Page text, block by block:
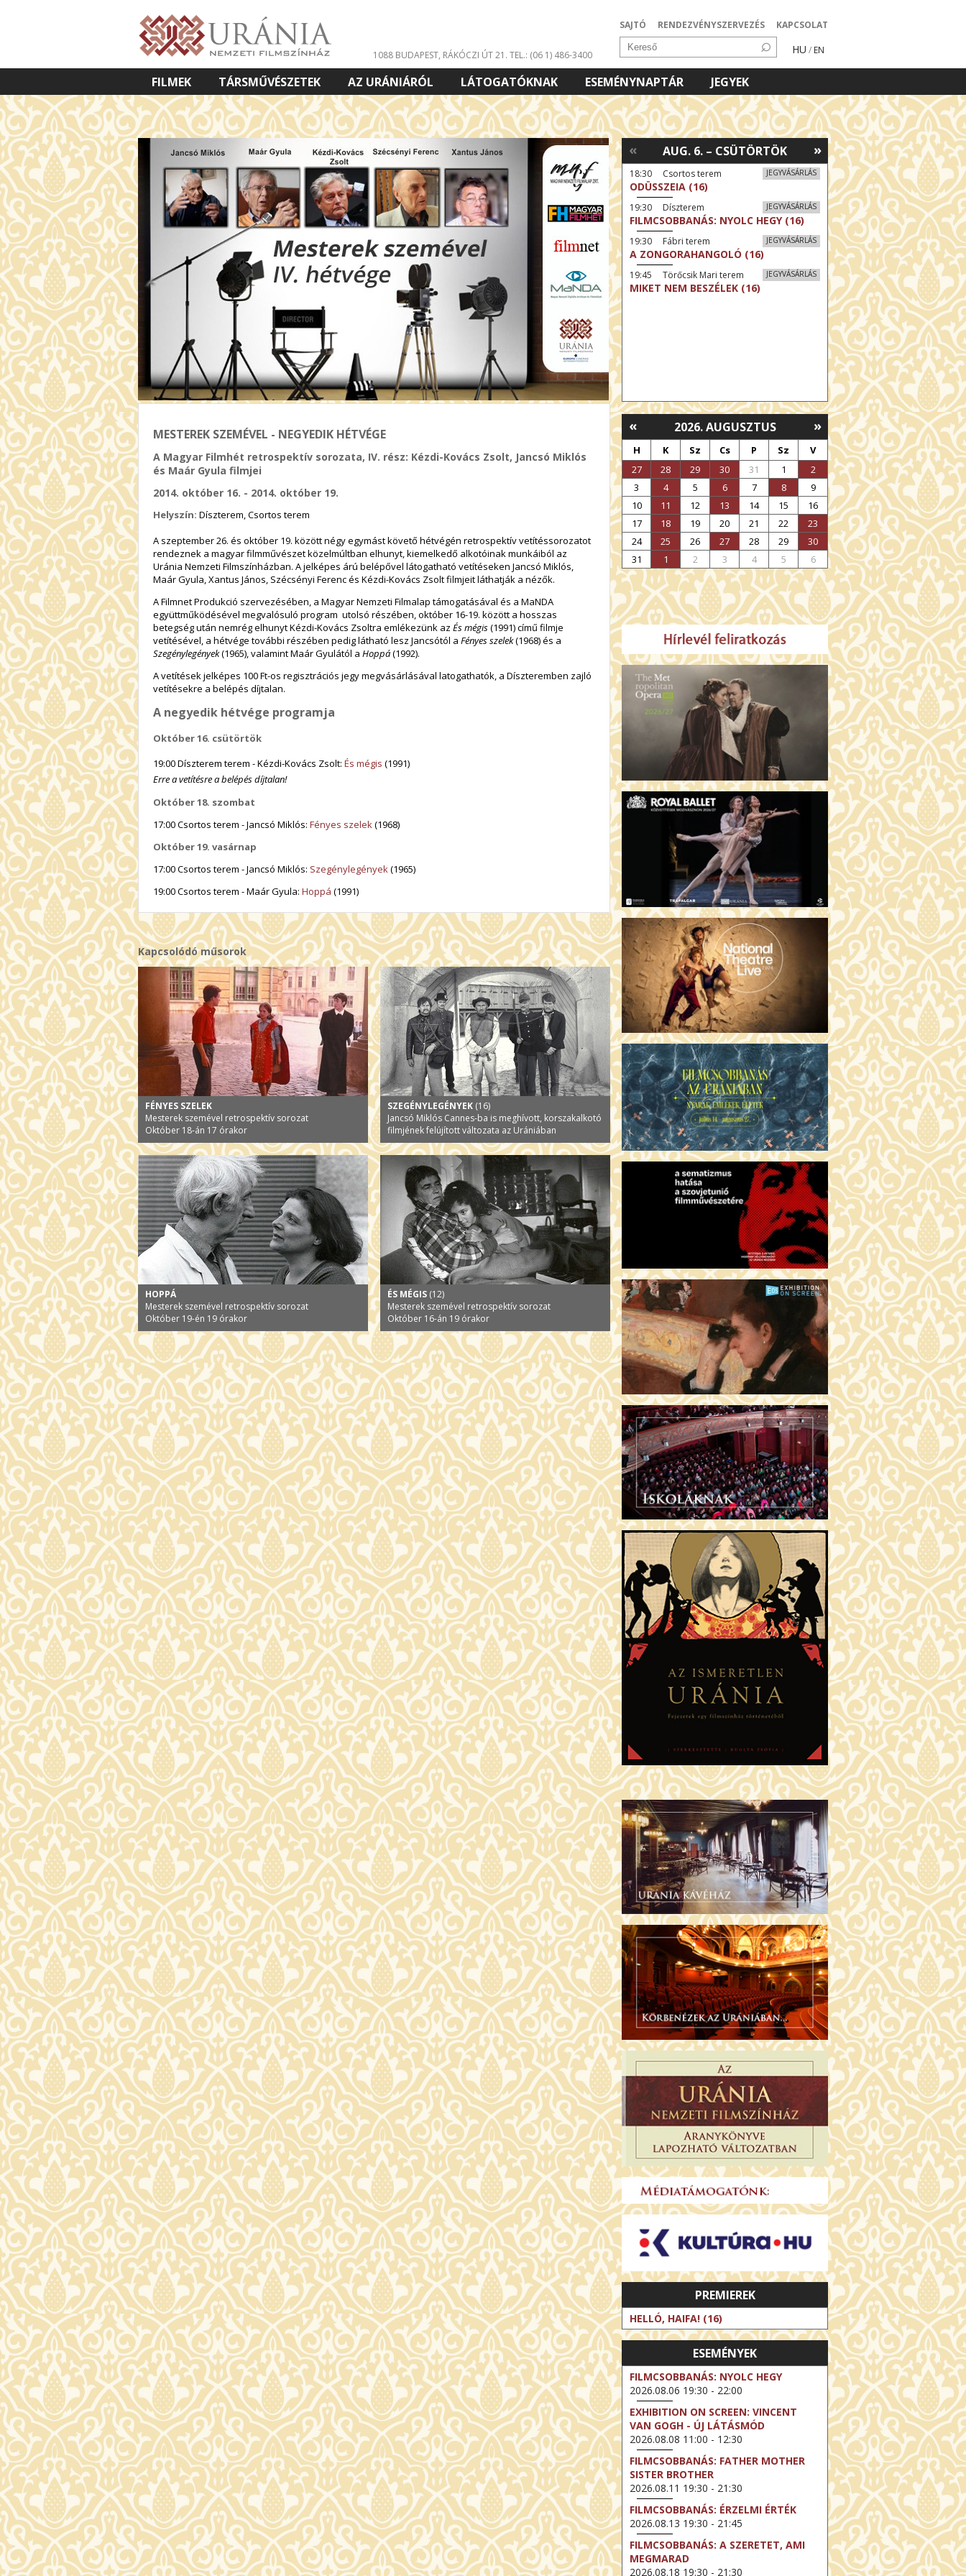
SAJTÓ RENDEZVÉNYSZERVEZÉS KAPCSOLAT
HU / EN
1088 BUDAPEST, RÁKÓCZI ÚT 21. TEL.: (06 1) 486-3400
FILMEK TÁRSMŰVÉSZETEK AZ URÁNIÁRÓL LÁTOGATÓKNAK ESEMÉNYNAPTÁR
JEGYEK
VETÍTETT KÉPES ELŐADÁSOK
MESTEREK SZEMÉVEL - NEGYEDIK HÉTVÉGE
A Magyar Filmhét retrospektív sorozata, IV. rész: Kézdi-Kovács Zsolt, Jancsó Miklós
és Maár Gyula filmjei
2014. október 16. - 2014. október 19.
Helyszín: Díszterem, Csortos terem
A szeptember 26. és október 19. között négy egymást követő hétvégén retrospektív vetítéssorozatot
rendeznek a magyar filmművészet közelmúltban elhunyt, kiemelkedő alkotóinak munkáiból az
Uránia Nemzeti Filmszínházban. A jelképes árú belépővel látogatható vetítéseken Jancsó Miklós,
Maár Gyula, Xantus János, Szécsényi Ferenc és Kézdi-Kovács Zsolt filmjeit láthatják a nézők.
A Filmnet Produkció szervezésében, a Magyar Nemzeti Filmalap támogatásával és a MaNDA
együttműködésével megvalósuló program utolsó részében, október 16-19. között a hosszas
betegség után nemrég elhunyt Kézdi-Kovács Zsoltra emlékezünk az És mégis(1991) című filmje
vetítésével, a hétvége további részében pedig látható lesz Jancsótól a Fényes szelek(1968) és a
Szegénylegények(1965), valamint Maár Gyulától a Hoppá(1992).
A vetítések jelképes 100 Ft-os regisztrációs jegy megvásárlásával latogathatók, a Díszteremben zajló
vetítésekre a belépés díjtalan.
A negyedik hétvége programja
Október 16. csütörtök
19:00 Díszterem terem - Kézdi-Kovács Zsolt: És mégis (1991)
Erre a vetítésre a belépés díjtalan!
Október 18. szombat
17:00 Csortos terem - Jancsó Miklós: Fényes szelek (1968)
Október 19. vasárnap
17:00 Csortos terem - Jancsó Miklós: Szegénylegények (1965)
19:00 Csortos terem - Maár Gyula: Hoppá (1991)
Kapcsolódó műsorok
FÉNYES SZELEK
Mesterek szemével retrospektív sorozat
Október 18-án 17 órakor
SZEGÉNYLEGÉNYEK (16)
Jancsó Miklós Cannes-ba is meghívott, korszakalkotó
filmjének felújított változata az Urániában
HOPPÁ
Mesterek szemével retrospektív sorozat
Október 19-én 19 órakor
ÉS MÉGIS (12)
Mesterek szemével retrospektív sorozat
Október 16-án 19 órakor
»
AUG. 6. – CSÜTÖRTÖK
«
JEGYVÁSÁRLÁS
18:30 Csortos terem
ODÜSSZEIA (16)
JEGYVÁSÁRLÁS
19:30 Díszterem
FILMCSOBBANÁS: NYOLC HEGY (16)
JEGYVÁSÁRLÁS
19:30 Fábri terem
A ZONGORAHANGOLÓ (16)
JEGYVÁSÁRLÁS
19:45 Törőcsik Mari terem
MIKET NEM BESZÉLEK (16)
»
« 2026. AUGUSZTUS
H K Sz Cs P Sz
V
27
28 29 30 31 1
2
3
4 5 6 7 8
9
10
11 12 13 14 15
16
17
18 19 20 21 22
23
24
25 26 27 28 29
30
31
1 2 3 4 5 6
PREMIEREK
HELLÓ, HAIFA! (16)
ESEMÉNYEK
FILMCSOBBANÁS: NYOLC HEGY
2026.08.06 19:30 - 22:00
EXHIBITION ON SCREEN: VINCENT
VAN GOGH - ÚJ LÁTÁSMÓD
2026.08.08 11:00 - 12:30
FILMCSOBBANÁS: FATHER MOTHER
SISTER BROTHER
2026.08.11 19:30 - 21:30
FILMCSOBBANÁS: ÉRZELMI ÉRTÉK
2026.08.13 19:30 - 21:45
FILMCSOBBANÁS: A SZERETET, AMI
MEGMARAD
2026.08.18 19:30 - 21:30